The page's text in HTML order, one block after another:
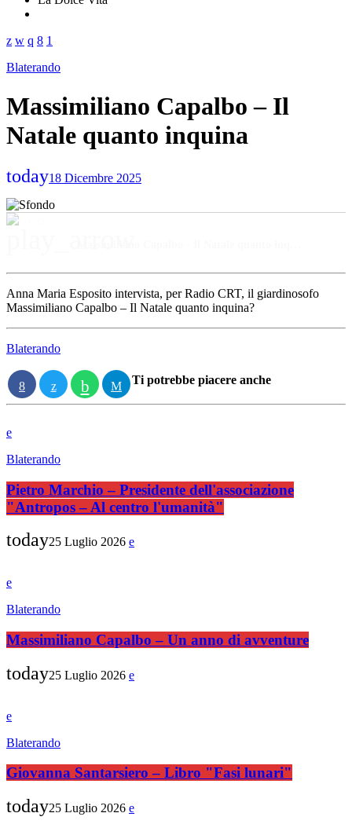
Blaterando
Massimiliano Capalbo – Il
Natale quanto inquina
today18 Dicembre 2025
Anna Maria Esposito intervista, per Radio CRT, il giardinosofo
Massimiliano Capalbo – Il Natale quanto inquina?
Blaterando
Ti potrebbe piacere anche
Blaterando
Pietro Marchio – Presidente dell'associazione
"Antropos – Al centro l'umanità"
today25 Luglio 2026
Blaterando
Massimiliano Capalbo – Un anno di avventure
today25 Luglio 2026
Blaterando
Giovanna Santarsiero – Libro "Fasi lunari"
today25 Luglio 2026